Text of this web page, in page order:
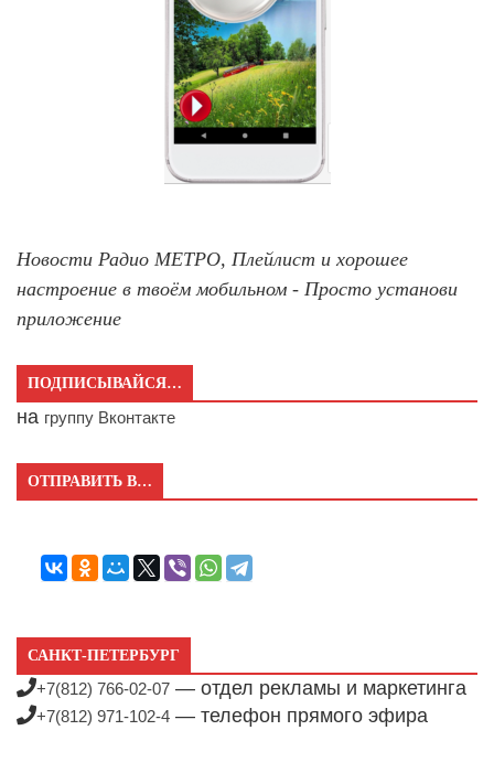
Новости Радио МЕТРО, Плейлист и хорошее
настроение в твоём мобильном - Просто установи
приложение
ПОДПИСЫВАЙСЯ…
на группу Вконтакте
ОТПРАВИТЬ В…
САНКТ-ПЕТЕРБУРГ
+7(812) 766-02-07 — отдел рекламы и маркетинга
+7(812) 971-102-4 — телефон прямого эфира